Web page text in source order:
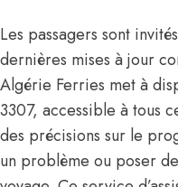
Les passagers sont
dernières mises à jour
Algérie Ferries met à
3307, accessible à tous
des précisions sur le
un problème ou poser